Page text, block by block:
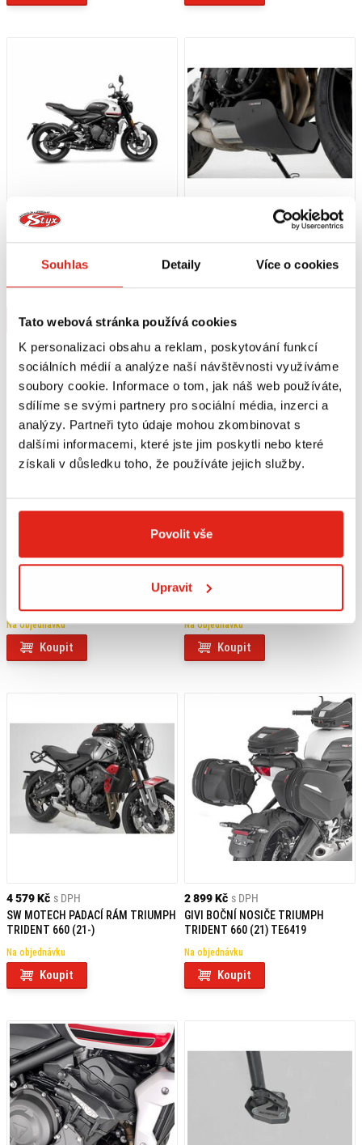
Souhlas Detaily Více o cookies
Tato webová stránka používá cookies
K personalizaci obsahu a reklam, poskytování funkcí
sociálních médií a analýze naší návštěvnosti využíváme
soubory cookie. Informace o tom, jak náš web používáte,
sdílíme se svými partnery pro sociální média, inzerci a
analýzy. Partneři tyto údaje mohou zkombinovat s
dalšími informacemi, které jste jim poskytli nebo které
získali v důsledku toho, že používáte jejich služby.
Povolit vše
Upravit
31 539 Kč s DPH
LEO VINCE VÝFUK LV ONE EVO S
TRIDENT 660 (2021-2022) BLACK
Koupit
3 619 Kč s DPH
SW MOTECH KRYT MOTORU
TRIUMPH TRIDENT 660 (21-)
Koupit
3 379 Kč s DPH
Na objednávku
Koupit
3 379 Kč s DPH
SW MOTECH ČELNÍ VĚTROLAM
Na objednávku
Koupit
4 579 Kč s DPH
SW MOTECH PADACÍ RÁM TRIUMPH
TRIDENT 660 (21-)
Na objednávku
Koupit
2 899 Kč s DPH
GIVI BOČNÍ NOSIČE TRIUMPH
TRIDENT 660 (21) TE6419
Na objednávku
Koupit